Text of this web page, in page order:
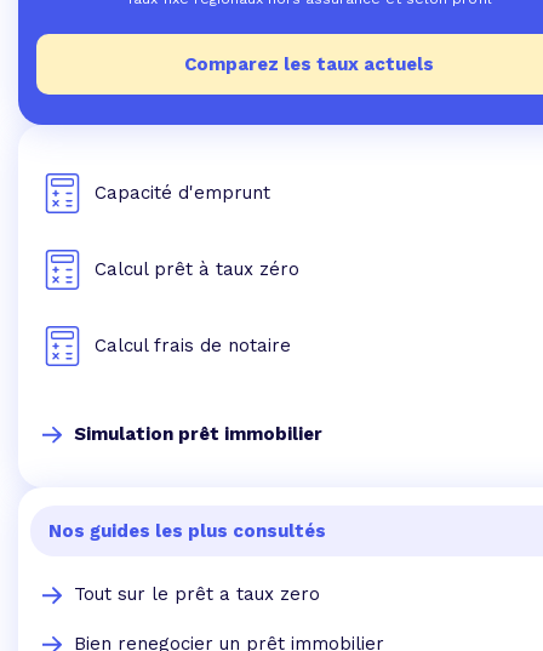
Comparez les taux actuels
Capacité d'emprunt
Calcul prêt à taux zéro
Calcul frais de notaire
Simulation prêt immobilier
Nos guides les plus consultés
Tout sur le prêt a taux zero
Bien renegocier un prêt immobilier